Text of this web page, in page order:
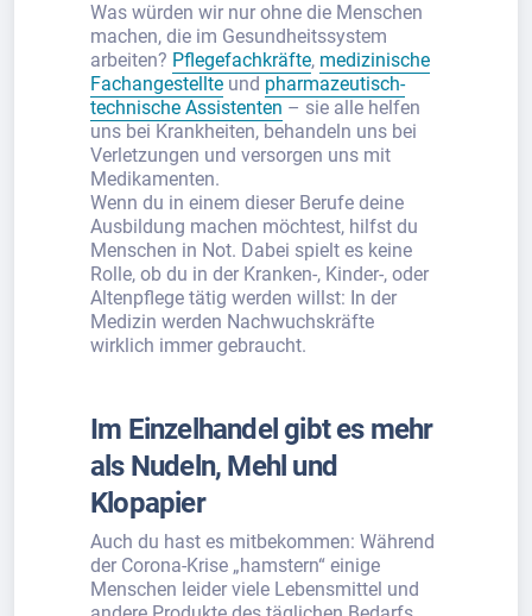
Was würden wir nur ohne die Menschen
machen, die im Gesundheitssystem
arbeiten? Pflegefachkräfte, medizinische
Fachangestellte und pharmazeutisch-
technische Assistenten – sie alle helfen
uns bei Krankheiten, behandeln uns bei
Verletzungen und versorgen uns mit
Medikamenten.
Wenn du in einem dieser Berufe deine
Ausbildung machen möchtest, hilfst du
Menschen in Not. Dabei spielt es keine
Rolle, ob du in der Kranken-, Kinder-, oder
Altenpflege tätig werden willst: In der
Medizin werden Nachwuchskräfte
wirklich immer gebraucht.
Im Einzelhandel gibt es mehr
als Nudeln, Mehl und
Klopapier
Auch du hast es mitbekommen: Während
der Corona-Krise „hamstern“ einige
Menschen leider viele Lebensmittel und